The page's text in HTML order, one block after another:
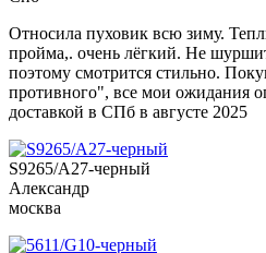
Относила пуховик всю зиму.
пройма,. очень лёгкий. Не
поэтому смотрится стильно.
противного", все мои ожидания
доставкой в СПб в августе 2025
S9265/А27-черный
Александр
москва